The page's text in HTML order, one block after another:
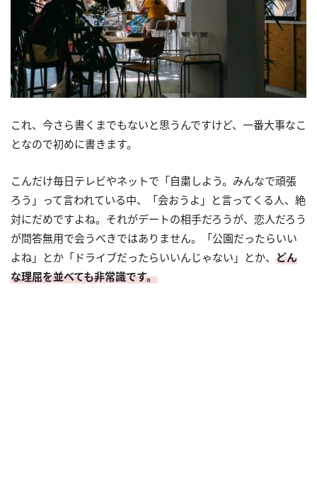
これ、今さら書くまでもないと思うんですけど、一番大事なこ
となので初めに書きます。
こんだけ毎日テレビやネットで「自粛しよう。みんなで頑張
ろう」って言われている中、「会おうよ」と言ってくる人、絶
対にだめですよね。それがデートの相手だろうが、恋人だろう
が問答無用で会うべきではありません。「公園だったらいい
よね」とか「ドライブだったらいいんじゃない」とか、 どん
な理屈を並べても非常識です。